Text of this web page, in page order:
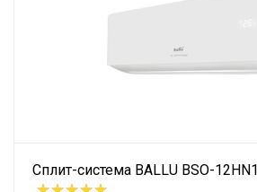
Сплит-система BALLU BSO-